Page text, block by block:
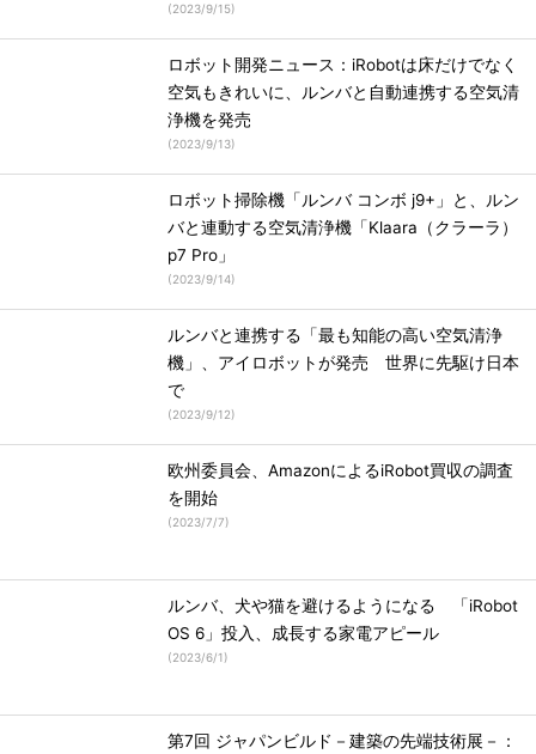
(2023/9/15)
ロボット開発ニュース：iRobotは床だけでなく
空気もきれいに、ルンバと自動連携する空気清
浄機を発売
(2023/9/13)
ロボット掃除機「ルンバ コンボ j9+」と、ルン
バと連動する空気清浄機「Klaara（クラーラ）
p7 Pro」
(2023/9/14)
ルンバと連携する「最も知能の高い空気清浄
機」、アイロボットが発売 世界に先駆け日本
で
(2023/9/12)
欧州委員会、AmazonによるiRobot買収の調査
を開始
(2023/7/7)
ルンバ、犬や猫を避けるようになる 「iRobot
OS 6」投入、成長する家電アピール
(2023/6/1)
第7回 ジャパンビルド－建築の先端技術展－：